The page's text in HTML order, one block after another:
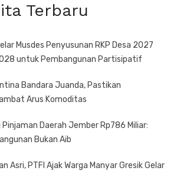
Terbaru
Musdes Penyusunan RKP Desa 2027
untuk Pembangunan Partisipatif
Bandara Juanda, Pastikan
Arus Komoditas
Pinjaman Daerah Jember Rp786 Miliar:
Bukan Aib
Asri, PTFI Ajak Warga Manyar Gresik Gelar